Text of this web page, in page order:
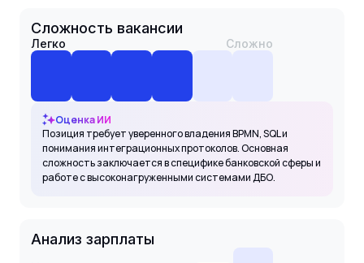
Сложность вакансии
Легко Сложно
Оценка ИИ
Позиция требует уверенного владения BPMN, SQL и
понимания интеграционных протоколов. Основная
сложность заключается в специфике банковской сферы и
работе с высоконагруженными системами ДБО.
Анализ зарплаты